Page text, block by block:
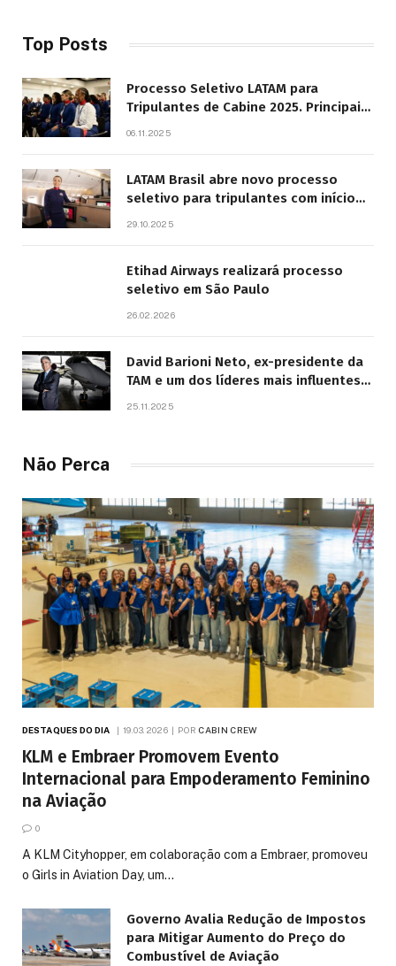
Top Posts
Processo Seletivo LATAM para
Tripulantes de Cabine 2025. Principais
06.11.2025
LATAM Brasil abre novo processo
seletivo para tripulantes com início
29.10.2025
Etihad Airways realizará processo
seletivo em São Paulo
26.02.2026
David Barioni Neto, ex-presidente da
TAM e um dos líderes mais influentes
25.11.2025
Não Perca
DESTAQUES DO DIA 19.03.2026 POR CABIN CREW
KLM e Embraer Promovem Evento
Internacional para Empoderamento Feminino
na Aviação
0
A KLM Cityhopper, em colaboração com a Embraer, promoveu
o Girls in Aviation Day, um…
Governo Avalia Redução de Impostos
para Mitigar Aumento do Preço do
Combustível de Aviação